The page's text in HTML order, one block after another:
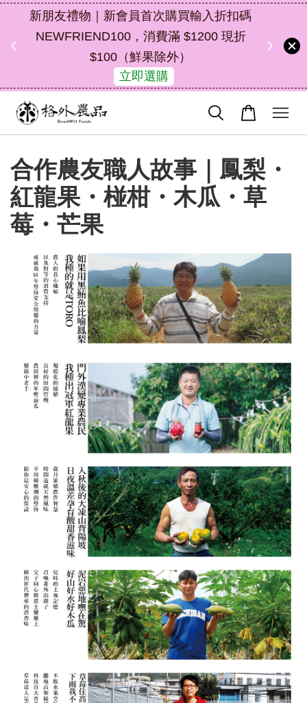
中秋禮盒新上市｜橘皮植萃永續好禮，解
油去味・送禮自用兩相宜
了解詳情
47
天
21
小時
44
合作農友職人故事｜鳳梨・
紅龍果・椪柑・木瓜・草
莓・芒果